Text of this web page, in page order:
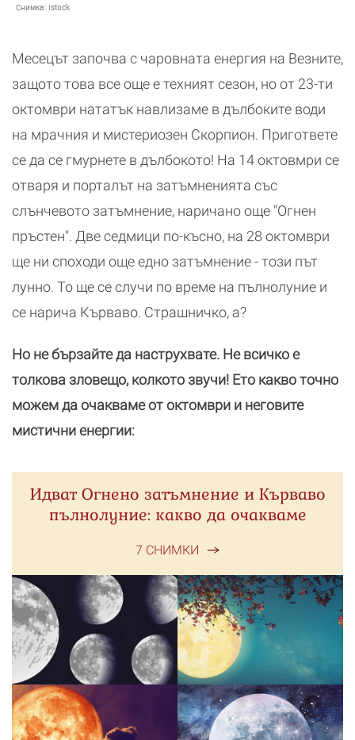
Снимка: Istock
Месецът започва с чаровната енергия на Везните,
защото това все още е техният сезон, но от 23-ти
октомври нататък навлизаме в дълбоките води
на мрачния и мистериозен Скорпион. Пригответе
се да се гмурнете в дълбокото! На 14 октовмри се
отваря и порталът на затъмненията със
слънчевото затъмнение, наричано още "Огнен
пръстен". Две седмици по-късно, на 28 октомври
ще ни споходи още едно затъмнение - този път
лунно. То ще се случи по време на пълнолуние и
се нарича Кърваво. Страшничко, а?
Но не бързайте да наструхвате. Не всичко е
толкова зловещо, колкото звучи! Ето какво точно
можем да очакваме от октомври и неговите
мистични енергии:
Идват Огнено затъмнение и Кърваво
пълнолуние: какво да очакваме
7 СНИМКИ